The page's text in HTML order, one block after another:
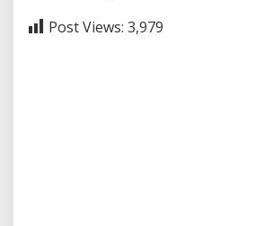
Post Views: 3,979